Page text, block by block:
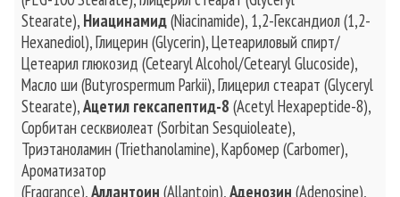
Stearate), Ниацинамид(Niacinamide), 1,2-Гександиол (1,2-
Hexanediol), Глицерин (Glycerin), Цетеариловый спирт/
Цетеарил глюкозид (Cetearyl Alcohol/Cetearyl Glucoside),
Масло ши (Butyrospermum Parkii), Глицерил стеарат (Glyceryl
Stearate),Ацетил гексапептид-8 (Acetyl Hexapeptide-8),
Сорбитан сесквиолеат (Sorbitan Sesquioleate),
Триэтаноламин (Triethanolamine), Карбомер (Carbomer),
Ароматизатор
(Fragrance),Аллантоин (Allantoin),Аденозин (Adenosine),